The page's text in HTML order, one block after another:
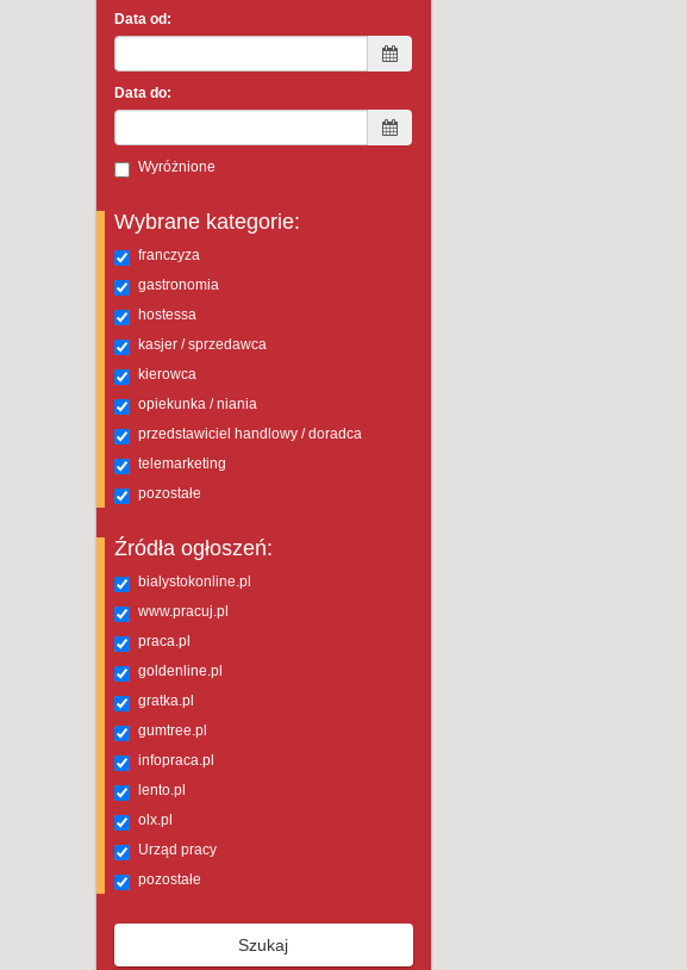
Data od:
Data do:
Wyróżnione
Wybrane kategorie:
franczyza
gastronomia
hostessa
kasjer / sprzedawca
kierowca
opiekunka / niania
przedstawiciel handlowy / doradca
telemarketing
pozostałe
Źródła ogłoszeń:
bialystokonline.pl
www.pracuj.pl
praca.pl
goldenline.pl
gratka.pl
gumtree.pl
infopraca.pl
lento.pl
olx.pl
Urząd pracy
pozostałe
Szukaj